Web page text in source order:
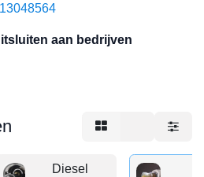
13048564
aan bedrijven
Diesel